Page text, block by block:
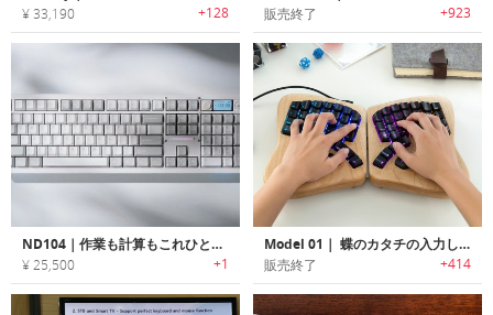
¥ 33,190 +128 販売終了 +923
ND104｜作業も計算もこれひとつでこなす104キーコントロールノブ付きキーボード
¥ 25,500 +1
Model 01｜ 蝶のカタチの入力しやすいキーボード「モデルワン」
販売終了 +414